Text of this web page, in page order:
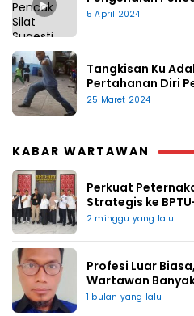
▶
5 April 2024
Tangkisan Ku
Pertahanan Diri
25 Maret 2024
KABAR WARTAWAN
Perkuat
Strategis ke
2 minggu yang lalu
Profesi Luar
Wartawan
1 bulan yang lalu